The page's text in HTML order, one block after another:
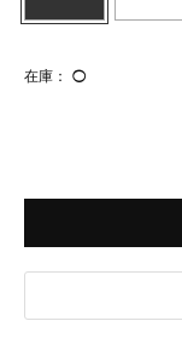
在庫： ◯